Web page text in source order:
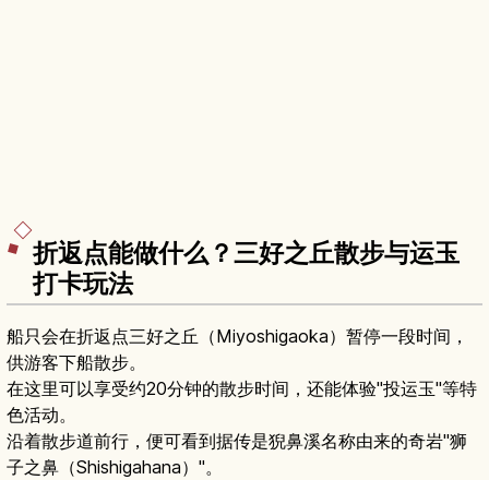
折返点能做什么？三好之丘散步与运玉
打卡玩法
船只会在折返点三好之丘（Miyoshigaoka）暂停一段时间，
供游客下船散步。
在这里可以享受约20分钟的散步时间，还能体验"投运玉"等特
色活动。
沿着散步道前行，便可看到据传是猊鼻溪名称由来的奇岩"狮
子之鼻（Shishigahana）"。